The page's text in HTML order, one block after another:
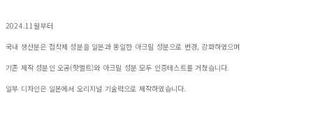
2024.11월부터
국내 생산분은 접착제 성분을 일본과 동일한 아크릴 성분으로 변경, 강화하였으며
기존 제작 성분인 오공(핫멜트)와 아크릴 성분 모두 인증테스트를 거쳤습니다.
일부 디자인은 일본에서 오리지널 기술력으로 제작하였습니다.